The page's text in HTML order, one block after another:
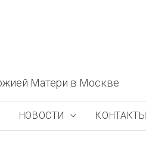
Матери в Москве
НОВОСТИ КОНТАКТЫ